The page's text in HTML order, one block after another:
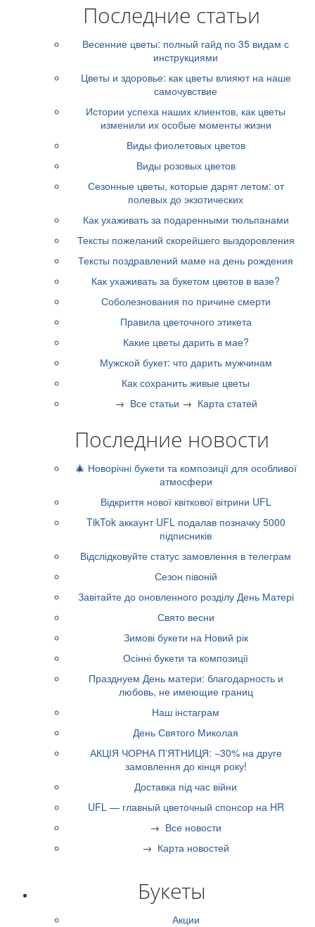
Последние статьи
Весенние цветы: полный гайд по 35 видам с
инструкциями
Цветы и здоровье: как цветы влияют на наше
самочувствие
Истории успеха наших клиентов, как цветы
изменили их особые моменты жизни
Виды фиолетовых цветов
Виды розовых цветов
Сезонные цветы, которые дарят летом: от
полевых до экзотических
Как ухаживать за подаренными тюльпанами
Тексты пожеланий скорейшего выздоровления
Тексты поздравлений маме на день рождения
Как ухаживать за букетом цветов в вазе?
Соболезнования по причине смерти
Правила цветочного этикета
Какие цветы дарить в мае?
Мужской букет: что дарить мужчинам
Как сохранить живые цветы
→ Все статьи → Карта статей
Последние новости
🎄 Новорічні букети та композиції для особливої
атмосфери
Відкриття нової квіткової вітрини UFL
TikTok аккаунт UFL подалав позначку 5000
підписників
Відслідковуйте статус замовлення в телеграм
Сезон півоній
Завітайте до оновленного розділу День Матері
Свято весни
Зимові букети на Новий рік
Осінні букети та композиції
Празднуем День матери: благодарность и
любовь, не имеющие границ
Наш інстаграм
День Святого Миколая
АКЦІЯ ЧОРНА ПʼЯТНИЦЯ: −30% на друге
замовлення до кінця року!
Доставка під час війни
UFL — главный цветочный спонсор на HR
→ Все новости
→ Карта новостей
Букеты
Акции